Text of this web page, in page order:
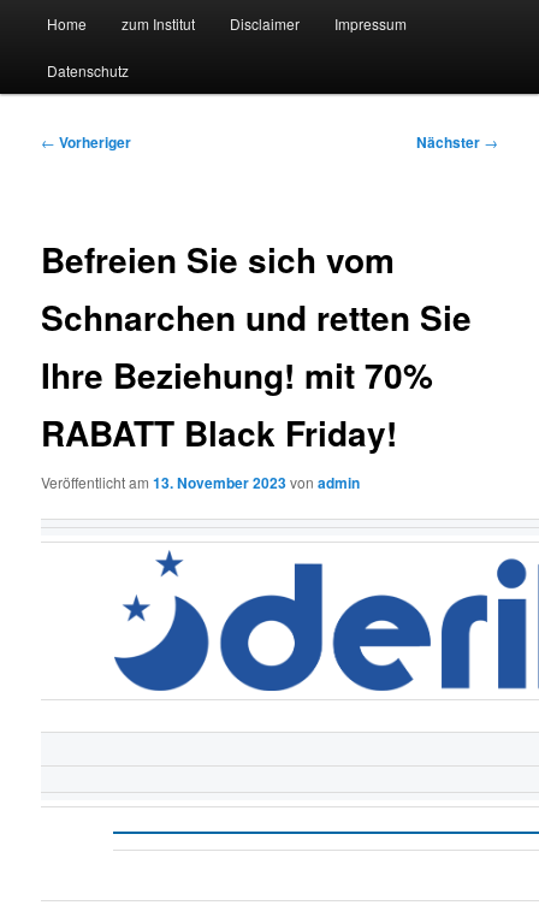
Suchmaschine Forschung und
Technologie
Zum
primären
Zum
sekundären
Home zum Institut Disclaimer Impressum
Datenschutz
Beitragsnavigation
← Vorheriger Nächster →
Befreien Sie sich vom
Schnarchen und retten Sie
Ihre Beziehung! mit 70%
RABATT Black Friday!
Veröffentlicht am13. November 2023vonadmin